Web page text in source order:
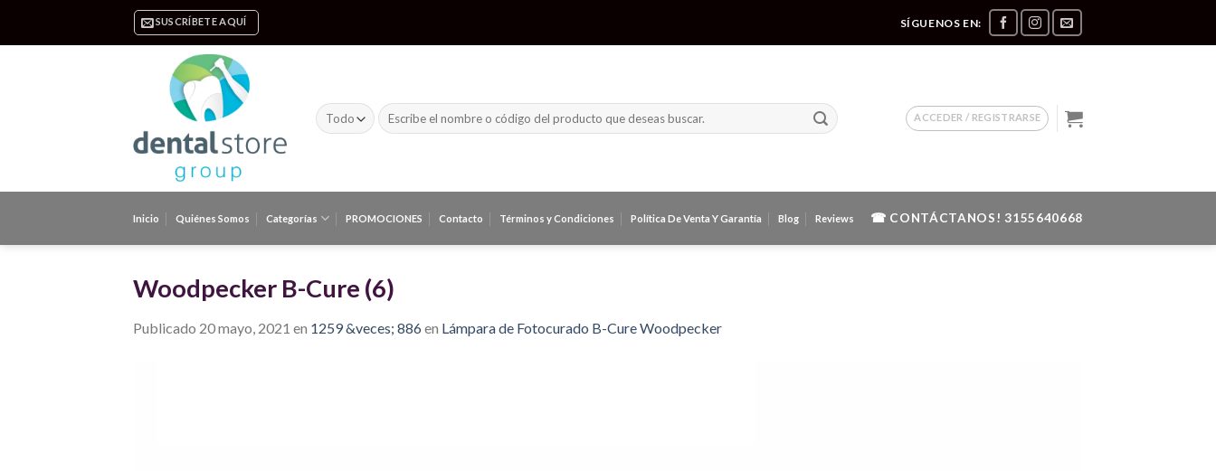
SUSCRÍBETE AQUÍ SÍGUENOS EN:
Buscar
por:
ACCEDER / REGISTRARSE
Inicio Quiénes Somos Categorías PROMOCIONES Contacto Términos y Condiciones Política De Venta Y Garantía Blog Reviews ☎ CONTÁCTANOS! 3155640668
Woodpecker B-Cure (6)
Publicado 20 mayo, 2021 en 1259 &veces; 886en Lámpara de Fotocurado B-Cure Woodpecker